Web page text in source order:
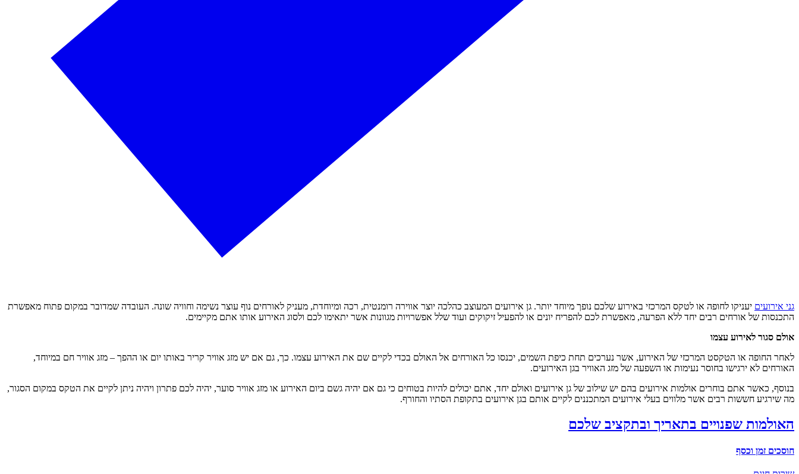
גני אירועים יעניקו לחופה או לטקס המרכזי באירוע שלכם נופך מיוחד יותר. גן אירועים המעוצב כהלכה יוצר אווירה רומנטית, רכה ומיוחדת, מעניק לאורחים נוף עוצר נשימה וחוויה שונה. העובדה שמדובר במקום פתוח מאפשרת
התכנסות של אורחים רבים יחד ללא הפרעה, מאפשרת לכם להפריח יונים או להפעיל זיקוקים ועוד שלל אפשרויות מגוונות אשר יתאימו לכם ולסוג האירוע אותו אתם מקיימים.
אולם סגור לאירוע עצמו
לאחר החופה או הטקסט המרכזי של האירוע, אשר נערכים תחת כיפת השמים, יכנסו כל האורחים אל האולם בכדי לקיים שם את האירוע עצמו. כך, גם אם יש מזג אוויר קריר באותו יום או ההפך – מזג אוויר חם במיוחד,
האורחים לא ירגישו בחוסר נעימות או השפעה של מזג האוויר בגן האירועים.
בנוסף, כאשר אתם בוחרים אולמות אירועים בהם יש שילוב של גן אירועים ואולם יחד, אתם יכולים להיות בטוחים כי גם אם יהיה גשם ביום האירוע או מזג אוויר סוער, יהיה לכם פתרון ויהיה ניתן לקיים את הטקס במקום הסגור,
מה שירגיע חששות רבים אשר מלווים בעלי אירועים המתכננים לקיים אותם בגן אירועים בתקופת הסתיו והחורף.
האולמות שפנויים בתאריך ובתקציב שלכם
חוסכים זמן וכסף